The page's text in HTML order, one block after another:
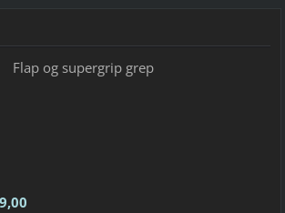
Flap og supergrip grep